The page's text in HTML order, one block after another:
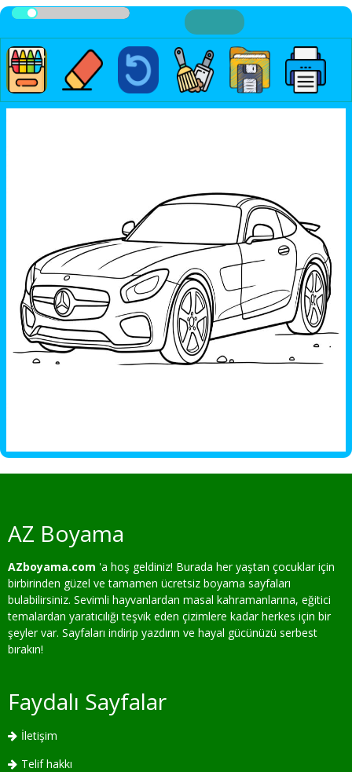
AZ Boyama
AZboyama.com 'a hoş geldiniz! Burada her yaştan çocuklar için
birbirinden güzel ve tamamen ücretsiz boyama sayfaları
bulabilirsiniz. Sevimli hayvanlardan masal kahramanlarına, eğitici
temalardan yaratıcılığı teşvik eden çizimlere kadar herkes için bir
şeyler var. Sayfaları indirip yazdırın ve hayal gücünüzü serbest
bırakın!
Faydalı Sayfalar
İletişim
Telif hakkı